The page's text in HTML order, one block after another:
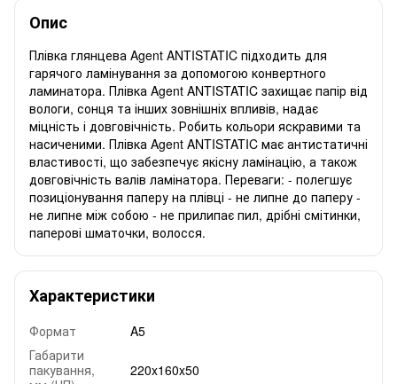
Опис
Плівка глянцева Agent ANTISTATIC підходить для
гарячого ламінування за допомогою конвертного
ламинатора. Плівка Agent ANTISTATIC захищає папір від
вологи, сонця та інших зовнішніх впливів, надає
міцність і довговічність. Робить кольори яскравими та
насиченими. Плівка Agent ANTISTATIC має антистатичні
властивості, що забезпечує якісну ламінацію, а також
довговічність валів ламінатора. Переваги: - полегшує
позиціонування паперу на плівці - не липне до паперу -
не липне між собою - не прилипає пил, дрібні смітинки,
паперові шматочки, волосся.
Характеристики
Формат
A5
Габарити
пакування,
220x160x50